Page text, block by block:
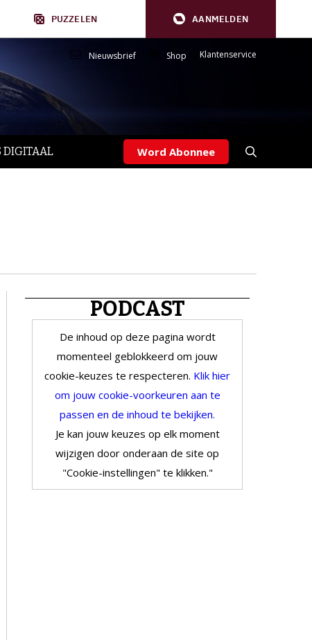
PUZZELEN AANMELDEN
Nieuwsbrief Shop Klantenservice
DIGITAAL Word Abonnee
PODCAST
De inhoud op deze pagina wordt
momenteel geblokkeerd om jouw
cookie-keuzes te respecteren. Klik hier
om jouw cookie-voorkeuren aan te
passen en de inhoud te bekijken.
Je kan jouw keuzes op elk moment
wijzigen door onderaan de site op
"Cookie-instellingen" te klikken."